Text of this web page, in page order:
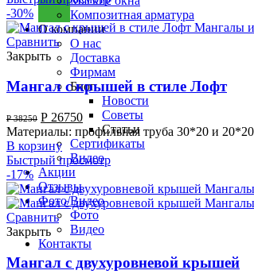
Композитная арматура
О компании
О нас
Доставка
Фирмам
Блог
Новости
Советы
Статьи
Сертификаты
Видео
Акции
Отзывы
Фото/Видео
Фото
Видео
Контакты
-30%
Сравнить
Закрыть
Мангал с крышей в стиле Лофт
Р38250 Р 26750
Материалы: профильная труба 30*20 и
В корзину
Быстрый просмотр
-17%
Сравнить
Закрыть
Мангал с двухуровневой крышей